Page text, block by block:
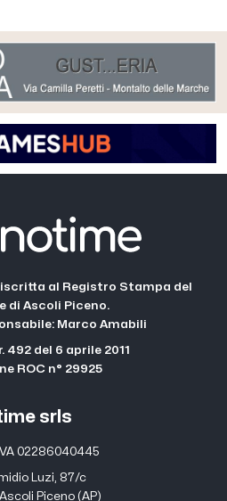
al Registro Stampa del
di Ascoli Piceno.
Marco Amabili
492 del 6 aprile 2011
ROC n° 29925
srls
02286040445
Luzi, 87/c
Piceno (AP)